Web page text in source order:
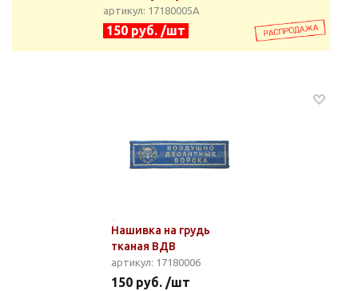
артикул: 17180005А
150 руб. /шт
Нашивка на грудь
тканая ВДВ
артикул: 17180006
150 руб. /шт